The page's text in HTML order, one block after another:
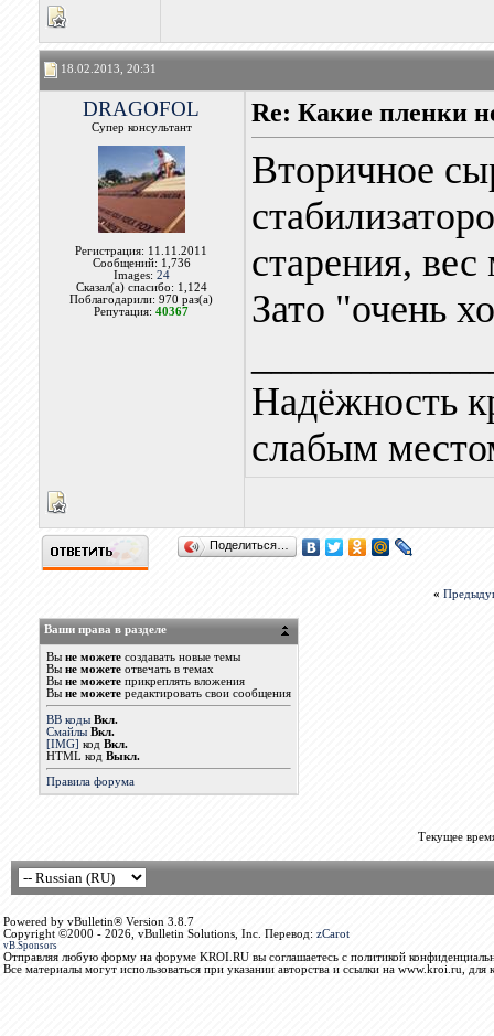
18.02.2013, 20:31
DRAGOFOL
Супер консультант
Регистрация: 11.11.2011
Сообщений: 1,736
Images: 24
Сказал(а) спасибо: 1,124
Поблагодарили: 970 раз(а)
Репутация:40367
Re: Какие пленки
Вторичное
старения,
Зато "очень
Надёжность
слабым
Поделиться…
«
Ваши права в разделе
Вы не можетесоздавать новые темы
Вы не можетеотвечать в темах
Вы не можетеприкреплять вложения
Вы не можетередактировать свои сообщения
BB коды Вкл.
Смайлы Вкл.
[IMG] код Вкл.
HTML код Выкл.
Правила форума
Текущее
Powered by vBulletin® Version 3.8.7
Copyright ©2000 - 2026, vBulletin Solutions, Inc. Перевод: zCarot
vB.Sponsors
Отправляя любую форму на форуме KROI.RU вы соглашаетесь с политикой
Все материалы могут использоваться при указании авторства и ссылки на www.kroi.ru, для